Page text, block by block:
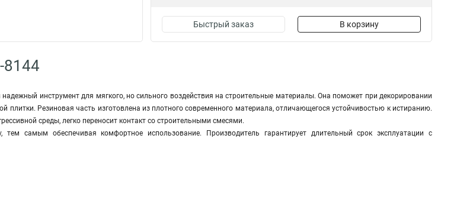
Быстрый заказ В корзину
8144
инструмент для мягкого, но сильного воздействия на строительные материалы. Она поможет при декорировании
плитки. Резиновая часть изготовлена из плотного современного материала, отличающегося устойчивостью к истиранию.
среды, легко переносит контакт со строительными смесями.
самым обеспечивая комфортное использование. Производитель гарантирует длительный срок эксплуатации с